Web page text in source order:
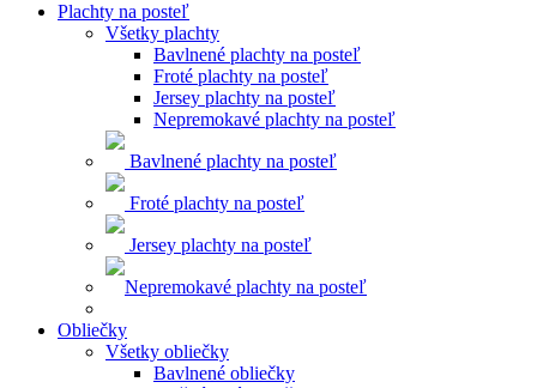
Plachty na posteľ
Všetky plachty
Bavlnené plachty na posteľ
Froté plachty na posteľ
Jersey plachty na posteľ
Nepremokavé plachty na posteľ
Bavlnené plachty na posteľ
Froté plachty na posteľ
Jersey plachty na posteľ
Nepremokavé plachty na posteľ
Obliečky
Všetky obliečky
Bavlnené obliečky